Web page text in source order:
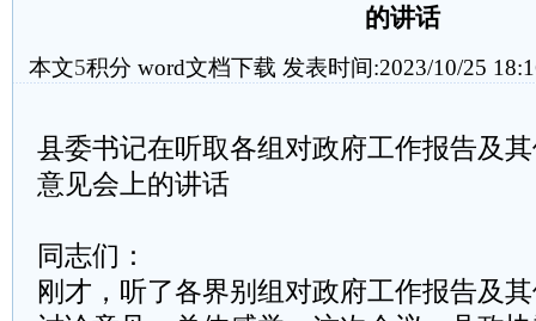
的讲话
本文5积分 word文档下载 发表时间:2023/10/25
县委书记在听取各组对政府工作报告及
意见会上的讲话
同志们：
刚才，听了各界别组对政府工作报告及